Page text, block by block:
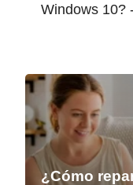
Windows 10?
¿Cómo